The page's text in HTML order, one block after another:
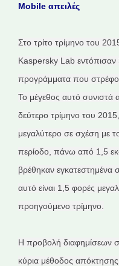
Mobile απειλές
Στο τρίτο τρίμηνο του
Kaspersky Lab
προγράμματα που
Το μέγεθος αυτό
δεύτερο τρίμηνο του
μεγαλύτερο σε σχέση με
περίοδο, πάνω από 1,5
βρέθηκαν εγκατεστημένα
αυτό είναι 1,5 φορές
προηγούμενο τρίμηνο.
Η προβολή διαφημίσεων
κύρια μέθοδος